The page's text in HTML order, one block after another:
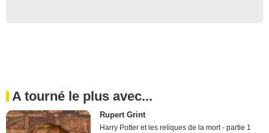
A tourné le plus avec...
Rupert Grint
Harry Potter et les reliques de la mort - partie 1